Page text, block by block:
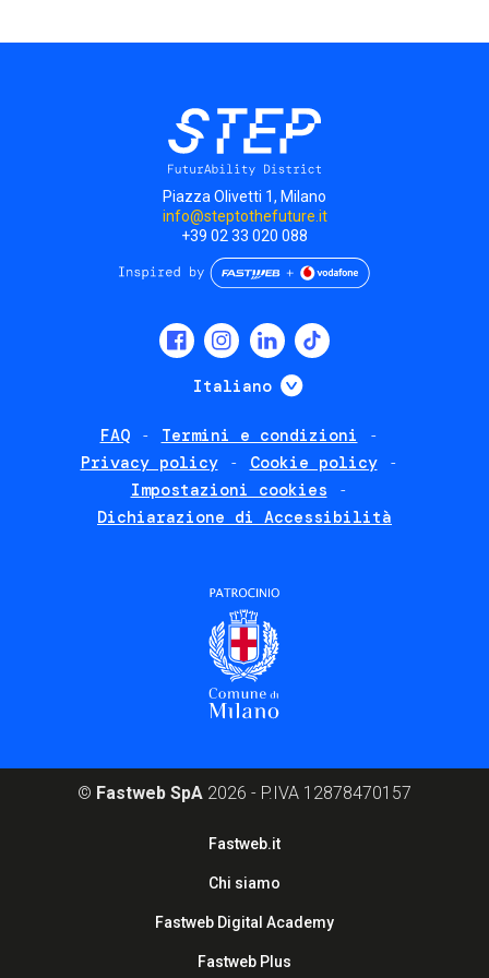
Piazza Olivetti 1, Milano
info@steptothefuture.it
+39 02 33 020 088
Italiano Mostra ulteriori
FAQ
Termini e condizioni
Privacy policy
Cookie policy
Impostazioni cookies
Dichiarazione di Accessibilità
© Fastweb SpA 2026 - P.IVA 12878470157
Fastweb.it
Chi siamo
Fastweb Digital Academy
Fastweb Plus